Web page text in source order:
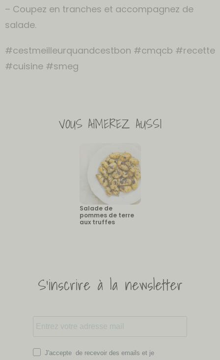
– Coupez en tranches et accompagnez de
salade.
#cestmeilleurquandcestbon #cmqcb #recette
#cuisine #smeg
VOUS AIMEREZ AUSSI
Salade de
pommes de terre
aux truffes
S'inscrire à la newsletter
J'accepte de recevoir des emails et je